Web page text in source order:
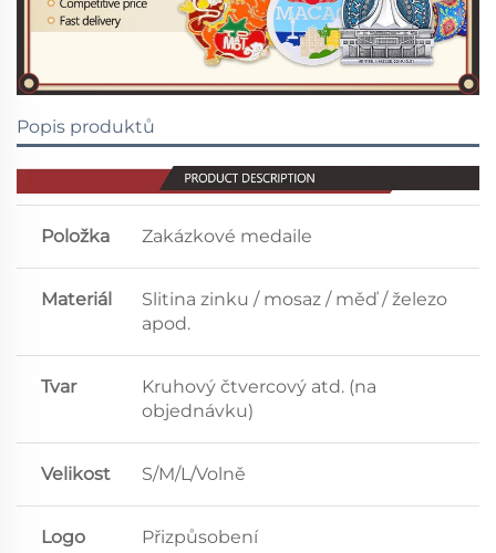
Popis produktů
Položka Zakázkové medaile
Materiál
Slitina zinku / mosaz / měď / železo
apod.
Tvar
Kruhový čtvercový atd. (na
objednávku)
Velikost S/M/L/Volně
Logo Přizpůsobení